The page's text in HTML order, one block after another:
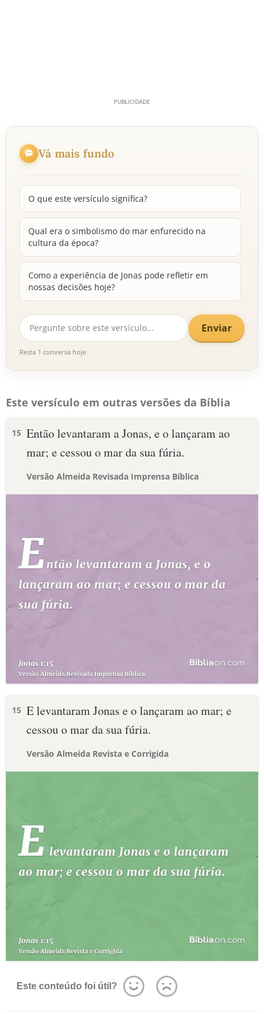
Vá mais fundo
O que este versículo significa?
Qual era o simbolismo do mar enfurecido na
cultura da época?
Como a experiência de Jonas pode refletir em
nossas decisões hoje?
Enviar
Resta 1 conversa hoje
Este versículo em outras versões da Bíblia
15 Então levantaram a Jonas, e o lançaram ao
mar; e cessou o mar da sua fúria.
Versão Almeida Revisada Imprensa Bíblica
15 E levantaram Jonas e o lançaram ao mar; e
cessou o mar da sua fúria.
Versão Almeida Revista e Corrigida
Este conteúdo foi útil?